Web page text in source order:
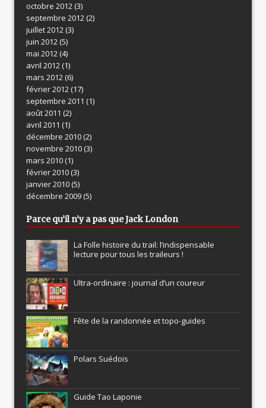
octobre 2012(3)
septembre 2012(2)
juillet 2012(3)
juin 2012(5)
mai 2012(4)
avril 2012(1)
mars 2012(6)
février 2012(17)
septembre 2011 (1)
août 2011 (2)
avril 2011 (1)
décembre 2010(2)
novembre 2010(3)
mars 2010(1)
février 2010(3)
janvier 2010(5)
décembre 2009(5)
Parce qu’il n’y a pas que Jack London
La Folle histoire du trail: l’indispensable
lecture pour tous les traileurs !
Ultra-ordinaire : journal d’un coureur
Fête de la randonnée et topo-guides
Polars Suédois
Guide Tao Laponie